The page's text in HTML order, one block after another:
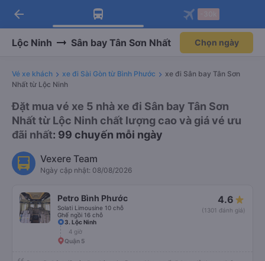
Tải app Vexere ngay!
Nhận ưu đãi thành viên độc
Mở app
Tải app Vexere
-30k/ghế khi đặt vé máy bay qua
Mở app
arrow_back
Lộc Ninh Sân bay Tân Sơn Nhất Chọn ngày
Vé xe khách xe đi Sài Gòn từ Bình Phước
xe đi Sân bay Tân Sơn
Nhất từ Lộc Ninh
Đặt mua vé xe 5 nhà xe đi Sân bay Tân Sơn
Nhất từ Lộc Ninh chất lượng cao và giá vé ưu
đãi nhất: 99 chuyến mỗi ngày
Vexere Team
Ngày cập nhật: 08/08/2026
Petro Bình Phước
Solati Limousine 10 chỗ
Ghế ngồi 16 chỗ
4.6
(1301 đánh giá)
3. Lộc Ninh
4 giờ
Quận 5